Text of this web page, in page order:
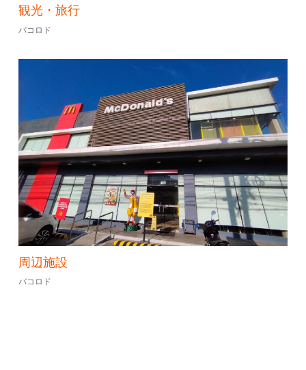
観光・旅行
バコロド
周辺施設
バコロド